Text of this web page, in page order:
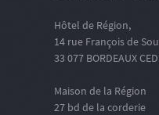
Hôtel de Région,
14 rue François de
33 077 BORDEAUX
Maison de la Région
27 bd de la corderie